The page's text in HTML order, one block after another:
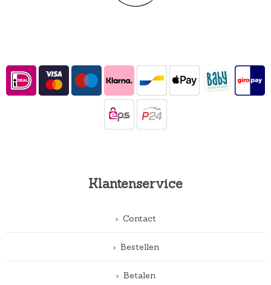
Klantenservice
Contact
Bestellen
Betalen